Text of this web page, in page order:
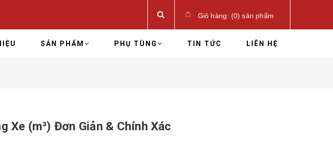
Giỏ hàng: (0)sản phẩm
SẢN PHẨM PHỤ TÙNG TIN TỨC LIÊN HỆ
Xe (m³) Đơn Giản & Chính Xác